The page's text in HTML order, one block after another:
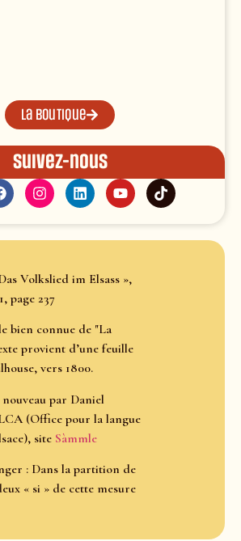
La boutique
Suivez-nous
Volkslied im Elsass »,
page 237
bien connue de "La
provient d’une feuille
vers 1800.
par Daniel
(Office pour la langue
site Sàmmle
: Dans la partition de
« si » de cette mesure